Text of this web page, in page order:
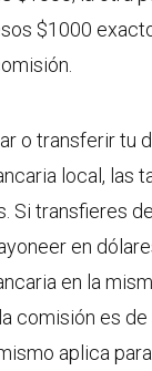
$1000
o transferir tu
local, las
Si transfieres
en
en la
comisión es de
aplica